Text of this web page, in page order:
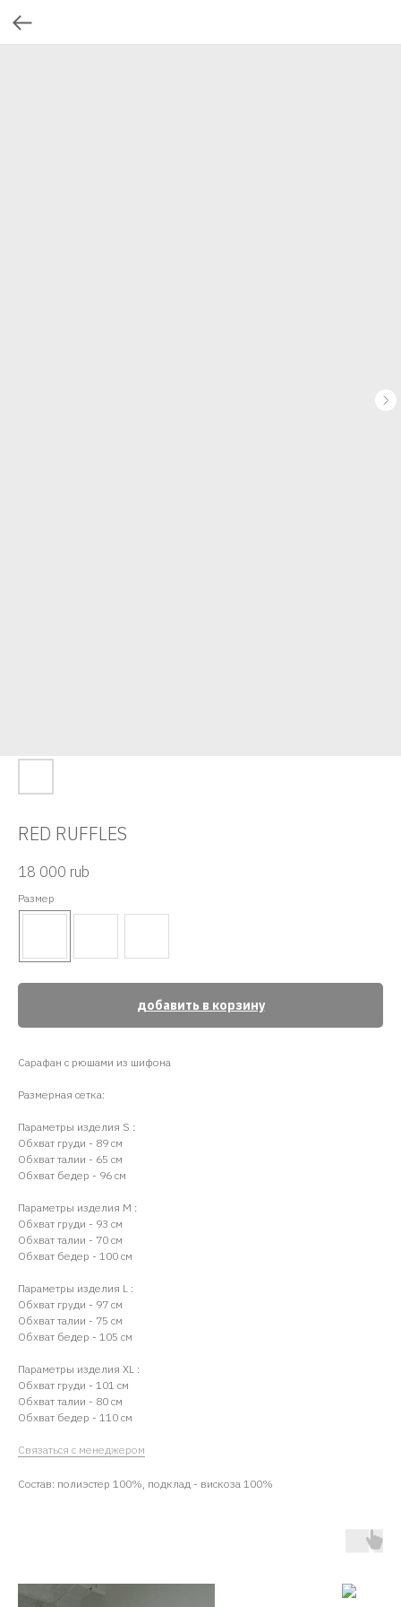
RED RUFFLES
18 000 rub
Размер
добавить в корзину
Сарафан с рюшами из шифона
Размерная сетка:
Параметры изделия S :
Обхват груди - 89 см
Обхват талии - 65 см
Обхват бедер - 96 см
Параметры изделия М :
Обхват груди - 93 см
Обхват талии - 70 см
Обхват бедер - 100 см
Параметры изделия L :
Обхват груди - 97 см
Обхват талии - 75 см
Обхват бедер - 105 см
Параметры изделия ХL :
Обхват груди - 101 см
Обхват талии - 80 см
Обхват бедер - 110 см
Связаться с менеджером
Состав: полиэстер 100%, подклад - вискоза 100%